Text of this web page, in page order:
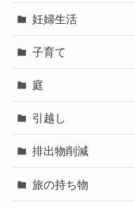
妊婦生活
子育て
庭
引越し
排出物削減
旅の持ち物